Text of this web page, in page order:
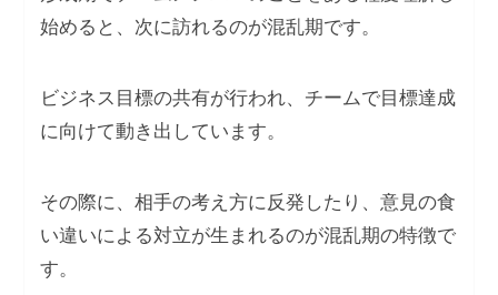
始めると、次に訪れるのが混乱期です。
ビジネス目標の共有が行われ、チームで目標達成
に向けて動き出しています。
その際に、相手の考え方に反発したり、意見の食
い違いによる対立が生まれるのが混乱期の特徴で
す。